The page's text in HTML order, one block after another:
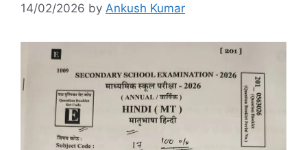
14/02/2026 by Ankush Kumar